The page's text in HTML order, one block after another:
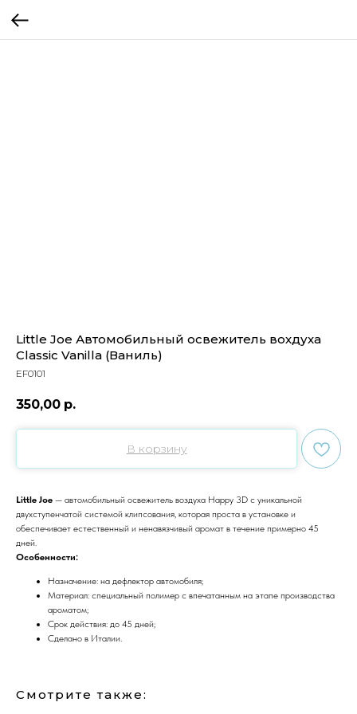
Little Joe Автомобильный освежитель вохдуха
Classic Vanilla (Ваниль)
EF0101
350,00 р.
В корзину
Little Joe — автомобильный освежитель воздуха Happy 3D с уникальной
двухступенчатой ​​системой клипсования, которая проста в установке и
обеспечивает естественный и ненавязчивый аромат в течение примерно 45
дней.
Особенности:
Назначение: на дефлектор автомобиля;
Материал: специальный полимер с впечатанным на этапе производства
ароматом;
Срок действия: до 45 дней;
Сделано в Италии.
Смотрите также: